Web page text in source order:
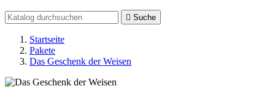
 Suche
Startseite
Pakete
Das Geschenk der Weisen